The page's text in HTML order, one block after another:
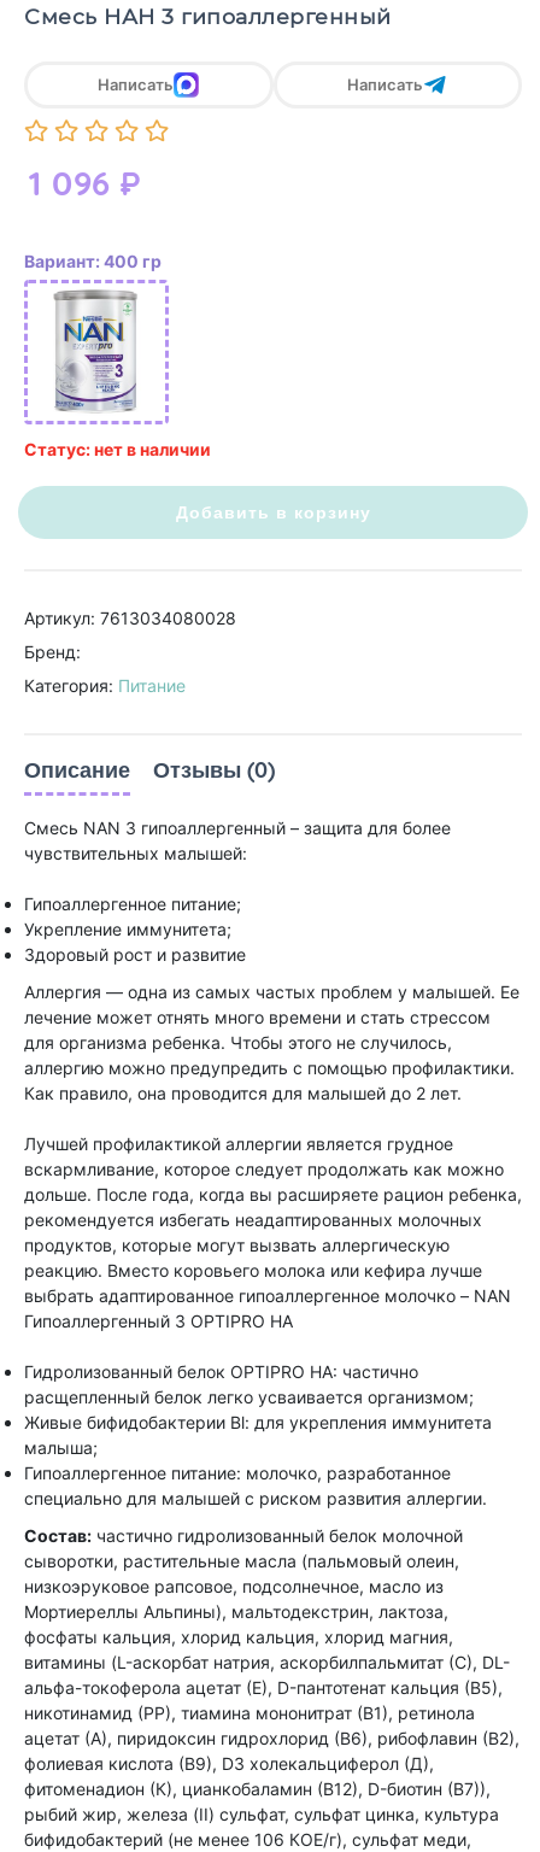
Смесь НАН 3 гипоаллергенный
1 096 ₽
Написать Написать
Вариант: 400 гр
Статус: нет в наличии
Добавить в корзину
Артикул: 7613034080028
Бренд:
Категория: Питание
Описание Отзывы (0)
Смесь NAN 3 гипоаллергенный – защита для более
чувствительных малышей:
Гипоаллергенное питание;
Укрепление иммунитета;
Здоровый рост и развитие
Аллергия — одна из самых частых проблем у малышей. Ее
лечение может отнять много времени и стать стрессом
для организма ребенка. Чтобы этого не случилось,
аллергию можно предупредить с помощью профилактики.
Как правило, она проводится для малышей до 2 лет.
Лучшей профилактикой аллергии является грудное
вскармливание, которое следует продолжать как можно
дольше. После года, когда вы расширяете рацион ребенка,
рекомендуется избегать неадаптированных молочных
продуктов, которые могут вызвать аллергическую
реакцию. Вместо коровьего молока или кефира лучше
выбрать адаптированное гипоаллергенное молочко – NAN
Гипоаллергенный 3 OPTIPRO HA
Гидролизованный белок OPTIPRO HA: частично
расщепленный белок легко усваивается организмом;
Живые бифидобактерии Bl: для укрепления иммунитета
малыша;
Гипоаллергенное питание: молочко, разработанное
специально для малышей с риском развития аллергии.
Состав: частично гидролизованный белок молочной
сыворотки, растительные масла (пальмовый олеин,
низкоэруковое рапсовое, подсолнечное, масло из
Мортиереллы Альпины), мальтодекстрин, лактоза,
фосфаты кальция, хлорид кальция, хлорид магния,
витамины (L-аскорбат натрия, аскорбилпальмитат (С), DL-
альфа-токоферола ацетат (Е), D-пантотенат кальция (В5),
никотинамид (РР), тиамина мононитрат (В1), ретинола
ацетат (А), пиридоксин гидрохлорид (В6), рибофлавин (В2),
фолиевая кислота (В9), D3 холекальциферол (Д),
фитоменадион (К), цианкобаламин (В12), D-биотин (В7)),
рыбий жир, железа (II) сульфат, сульфат цинка, культура
бифидобактерий (не менее 106 КОЕ/г), сульфат меди,